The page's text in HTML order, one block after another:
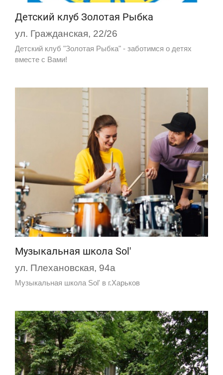
Детский клуб Золотая Рыбка
ул. Гражданская, 22/26
Детский клуб "Золотая Рыбка" - заботимся о детях
вместе с Вами!
Музыкальная школа Sol'
ул. Плехановская, 94а
Музыкальная школа Sol' в г.Харьков